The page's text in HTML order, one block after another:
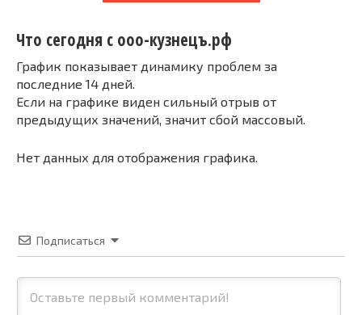
Что сегодня с ооо-кузнецъ.рф
График показывает динамику проблем за
последние 14 дней.
Если на графике виден сильный отрыв от
предыдущих значений, значит сбой массовый.
Нет данных для отображения графика.
Подписаться